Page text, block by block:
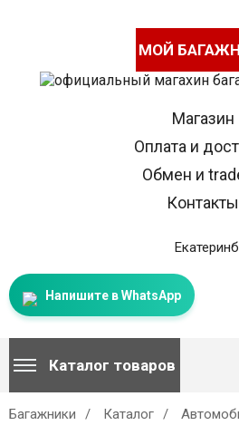
МОЙ
Магазин
Оплата и
Обмен и
Контакты
Напишите в WhatsApp
Каталог товаров
Багажники Каталог